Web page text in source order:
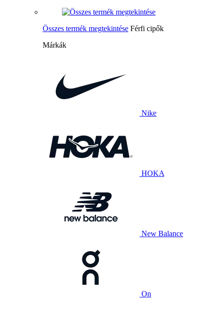
Összes termék megtekintése Férfi cipők
Márkák
Nike
HOKA
New Balance
On